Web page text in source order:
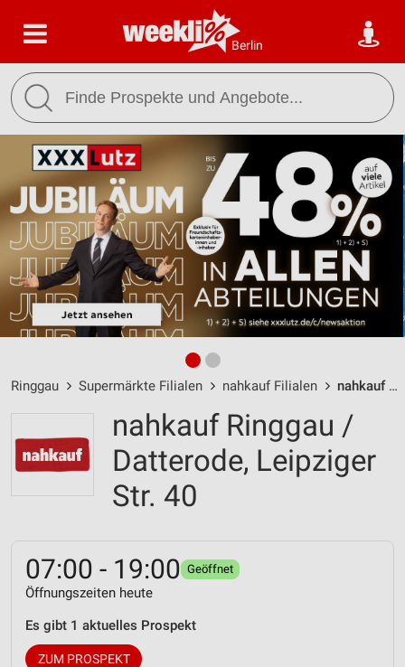
Berlin
Ringgau Supermärkte Filialen nahkauf Filialen nahkauf Ringgau / Datterode / Leipziger Str. 40 - Öffnungszeiten & Adresse
nahkauf Ringgau /
Datterode, Leipziger
Str. 40
07:00 - 19:00 Geöffnet
Öffnungszeiten heute
Es gibt 1 aktuelles Prospekt
ZUM PROSPEKT